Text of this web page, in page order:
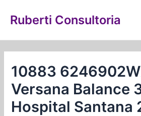
para
conteúdo
Ruberti Consultoria
10883
Versana Balance
Hospital Santana
de